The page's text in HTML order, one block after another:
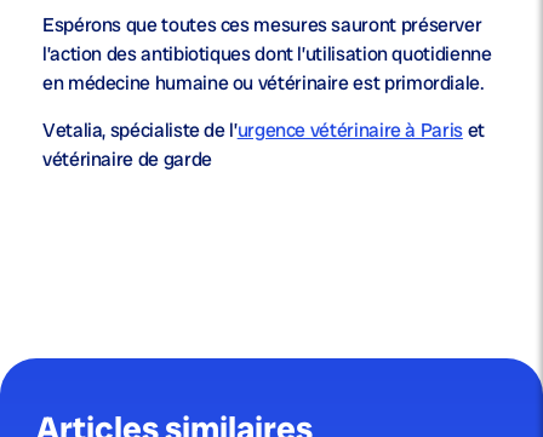
Espérons que toutes ces mesures sauront préserver
l’action des antibiotiques dont l’utilisation quotidienne
en médecine humaine ou vétérinaire est primordiale.
Vetalia, spécialiste de l’urgence vétérinaire à Pariset
vétérinaire de garde